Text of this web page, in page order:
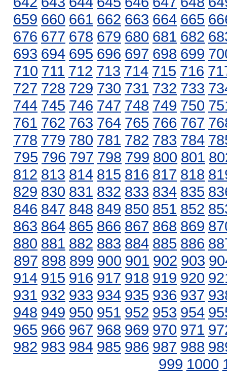
659 660 661 662 663 664 665
676 677 678 679 680 681 682
693 694 695 696 697 698 699
710 711 712 713 714 715 716
727 728 729 730 731 732 733
744 745 746 747 748 749 750
761 762 763 764 765 766 767
778 779 780 781 782 783 784
795 796 797 798 799 800 801
812 813 814 815 816 817 818
829 830 831 832 833 834 835
846 847 848 849 850 851 852
863 864 865 866 867 868 869
880 881 882 883 884 885 886
897 898 899 900 901 902 903
914 915 916 917 918 919 920
931 932 933 934 935 936 937
948 949 950 951 952 953 954
965 966 967 968 969 970 971
982 983 984 985 986 987 988
999 1000